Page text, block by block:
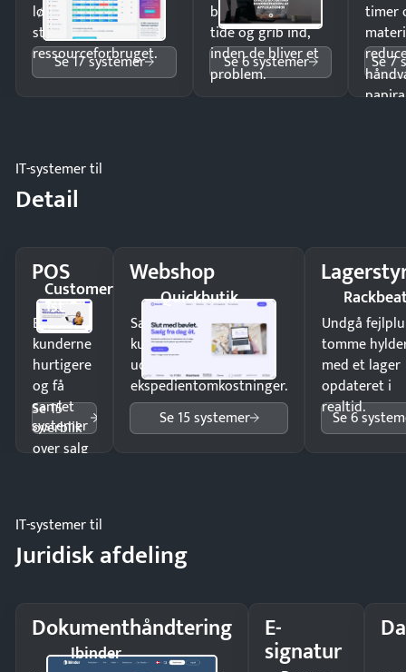
lønberegning og få
styr på
ressourceforbruget.
Se 17 systemer
budgetafvigelser i
tide og grib ind,
inden de bliver et
problem.
Se 6 systemer
timer
Se 7
IT-systemer til
Detail
POS
Customer
1st
Ekspedér
kunderne
hurtigere
og få
samlet
overblik
over salg
Se 15
systemer
Webshop
Quickbutik
Sælg produkter 24/7 til
kunder i hele landet
uden
ekspedientomkostninger.
Se 15 systemer
Undgå
tomme
med et lager
opdateret i
realtid.
Se 6
IT-systemer til
Juridisk afdeling
Dokumenthåndtering
Ibinder
E-
signatur